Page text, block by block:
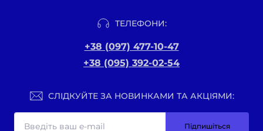
ТЕЛЕФОНИ:
+38 (097) 477-10-47
+38 (095) 392-02-54
СЛІДКУЙТЕ ЗА НОВИНКАМИ ТА АКЦІЯМИ:
Підпишіться